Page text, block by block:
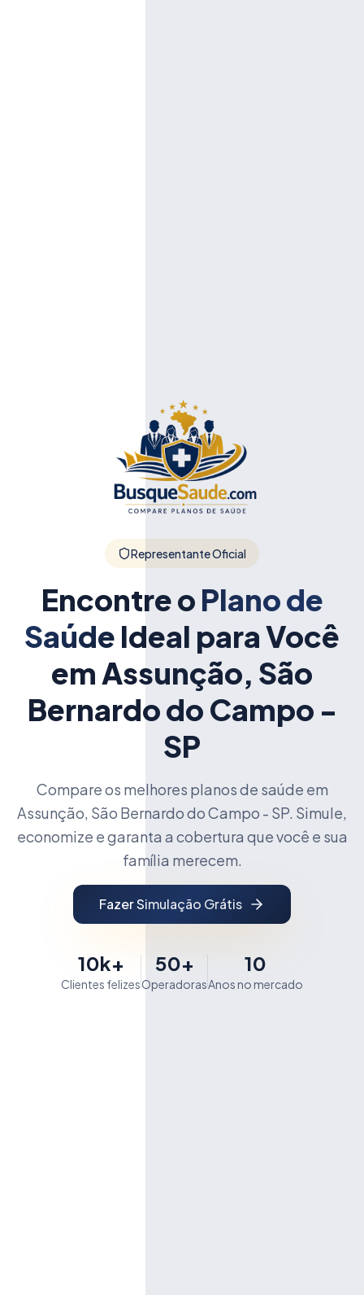
Representante Oficial
Encontre o Plano de
Saúde Ideal para Você
em Assunção, São
Bernardo do Campo -
SP
Compare os melhores planos de saúde em
Assunção, São Bernardo do Campo - SP. Simule,
economize e garanta a cobertura que você e sua
família merecem.
Fazer Simulação Grátis
10k+
Clientes felizes
50+
Operadoras
10
Anos no mercado